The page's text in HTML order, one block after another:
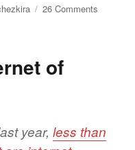
26 Comments
of
year,less than